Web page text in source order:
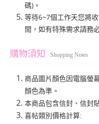
碼)。
等待6~7個工作天您將
間，如有特殊需求請務
購物須知 Shopping Notes
商品圖片顏色因電腦螢
顏色為準。
本商品包含信封、信封
喜帖類別價格計算: